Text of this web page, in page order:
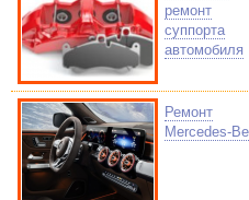
ремонт
суппорта
автомобиля
Ремонт
Mercedes-